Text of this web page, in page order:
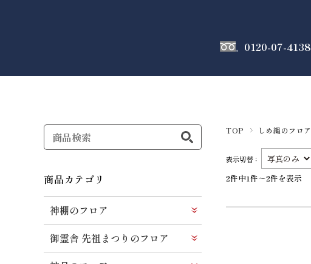
0120-07-4138
TOP しめ縄のフロア
表示切替：
2件中1件～2件を表示
商品カテゴリ
神棚のフロア
御霊舎 先祖まつりのフロア